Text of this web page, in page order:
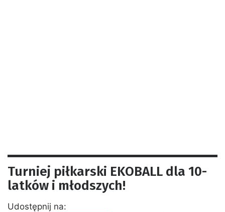
Turniej piłkarski EKOBALL dla 10-
latków i młodszych!
Udostępnij na: